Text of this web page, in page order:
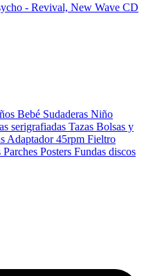
- Revival, New Wave CD
Bebé Sudaderas Niño
serigrafiadas Tazas Bolsas y
Adaptador 45rpm Fieltro
Parches Posters Fundas discos